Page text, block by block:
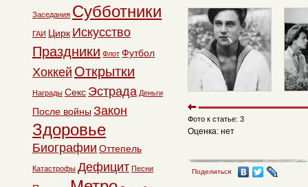
Фото к статье: 3
Оценка: нет
Поделиться
Заседания Субботники
ГАИ Цирк Искусство
Праздники Флот Футбол
Хоккей Открытки
Награды Секс Эстрада Деньги
После войны Закон
Здоровье
Биографии Оттепель
Катастрофы Дефицит Песни